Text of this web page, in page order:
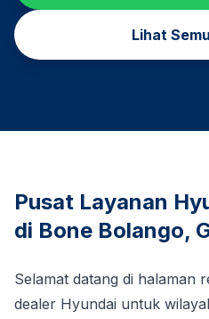
Lihat
Pusat Layanan
di Bone Bolango,
Selamat datang di halaman
dealer Hyundai untuk